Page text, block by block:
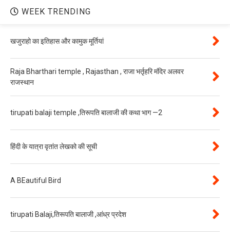
WEEK TRENDING
खजुराहो का इतिहास और कामुक मूर्तियां
Raja Bharthari temple , Rajasthan , राजा भर्तृहरि मंदिर अलवर
राजस्थान
tirupati balaji temple ,तिरूपति बालाजी की कथा भाग —2
हिंदी के यात्रा वृतांत लेखको की सूची
A BEautiful Bird
tirupati Balaji,तिरूपति बालाजी ,आंध्र प्रदेश